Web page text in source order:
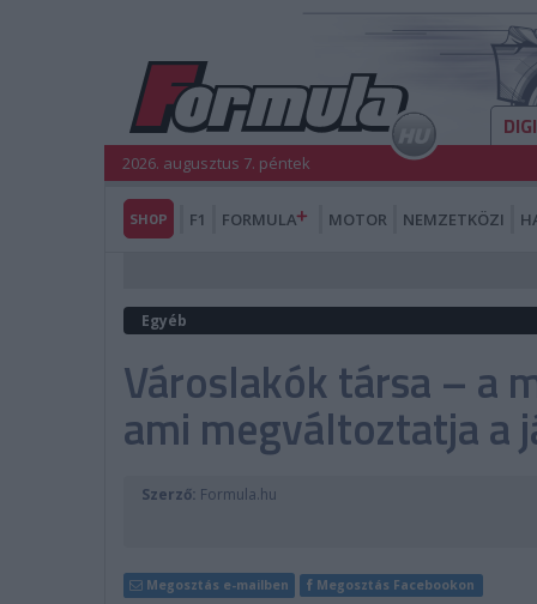
2026. augusztus 7. péntek
SHOP F1 FORMULA MOTOR NEMZETKÖZI
Egyéb
Városlakók társa – a
ami megváltoztatja a
Szerző: Formula.hu
Megosztás e-mailben Megosztás Facebookon